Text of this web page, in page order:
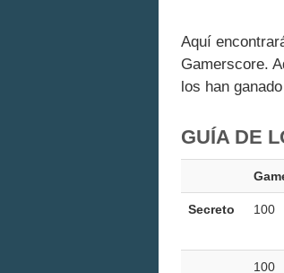
Aquí
Gamerscore.
los han
GUÍA DE
Secreto 100
100